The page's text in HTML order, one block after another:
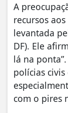
A
recursos
levantada
DF). Ele
lá na
polícias
com o pires